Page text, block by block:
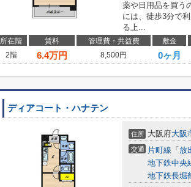
薬や日用品を買う
には、徒歩3分で
る上...
所在階 賃料 管理費・共益費 敷金
2階
6.4万円 8,500円 0ヶ月
ディアコート・ハナテン
住所 大阪府大阪
交通 片町線 「 放
地下鉄中央
地下鉄長堀